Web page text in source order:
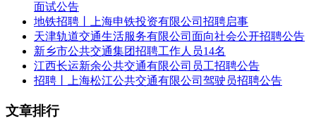
面试公告
地铁招聘丨上海申铁投资有限公司招聘启事
天津轨道交通生活服务有限公司面向社会公开招聘公告
新乡市公共交通集团招聘工作人员14名
江西长运新余公共交通有限公司员工招聘公告
招聘丨上海松江公共交通有限公司驾驶员招聘公告
文章排行